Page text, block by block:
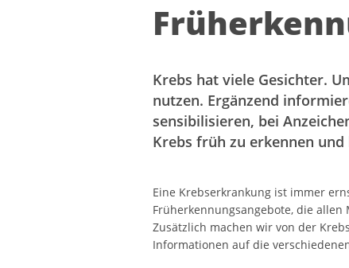
Krebs hat viele Gesichter.
nutzen. Ergänzend
sensibilisieren, bei
Krebs früh zu erkennen
Eine Krebserkrankung ist immer
Früherkennungsangebote, die
Zusätzlich machen wir von der
Informationen auf die